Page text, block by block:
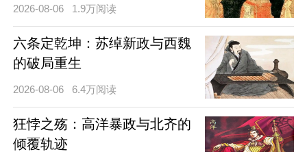
2026-08-06 1.9万阅读
六条定乾坤：苏绰新政与西魏
的破局重生
2026-08-06 6.4万阅读
狂悖之殇：高洋暴政与北齐的
倾覆轨迹